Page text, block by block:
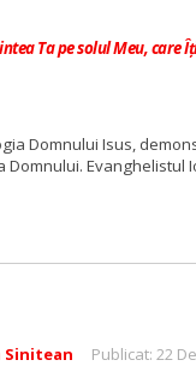
Ta pe solul Meu,
Domnului Isus,
Sinitean Publicat: 22